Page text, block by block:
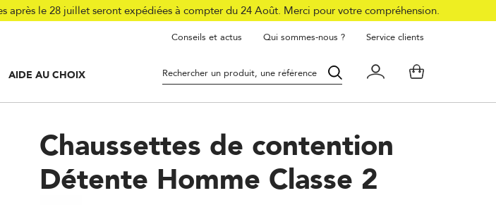
après le 28 juillet seront expédiées à compter du 24 Août. Merci pour votre compréhension.
Conseils et actus Qui sommes-nous ? Service clients
AIDE AU CHOIX
Chaussettes de contention
Détente Homme Classe 2